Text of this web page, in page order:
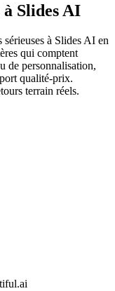
Slides AI
à Slides AI en
qui comptent
de personnalisation,
qualité-prix.
terrain réels.